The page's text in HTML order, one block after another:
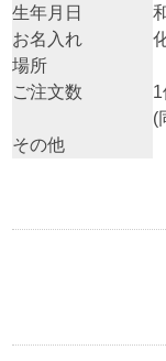
生年月日
お名入れ
場所
ご注文数
(
その他